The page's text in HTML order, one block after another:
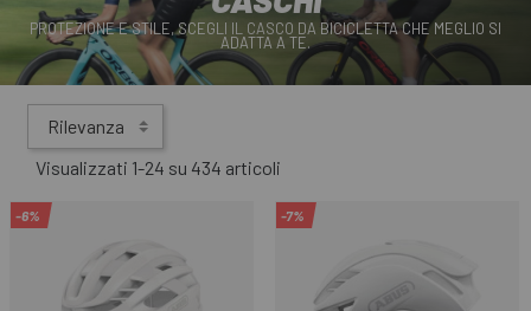
PROTEZIONE E STILE, SCEGLI IL CASCO DA BICICLETTA CHE MEGLIO SI
ADATTA A TE.
Rilevanza
Visualizzati 1-24 su 434 articoli
-6% -7%